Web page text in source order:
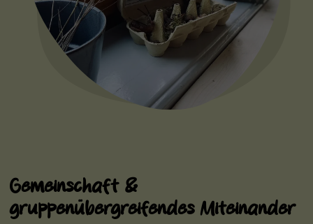
Gemeinschaft &
gruppenübergreifendes Miteinander